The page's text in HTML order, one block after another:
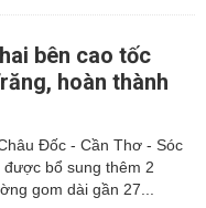
bên cao tốc
hoàn thành
Đốc - Cần Thơ - Sóc
được bổ sung thêm 2
gom dài gần 27...